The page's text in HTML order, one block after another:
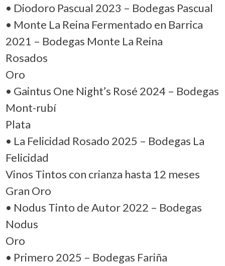
• Diodoro Pascual 2023 – Bodegas Pascual
• Monte La Reina Fermentado en Barrica
2021 – Bodegas Monte La Reina
Rosados
Oro
• Gaintus One Night’s Rosé 2024 – Bodegas
Mont-rubí
Plata
• La Felicidad Rosado 2025 – Bodegas La
Felicidad
Vinos Tintos con crianza hasta 12 meses
Gran Oro
• Nodus Tinto de Autor 2022 – Bodegas
Nodus
Oro
• Primero 2025 – Bodegas Fariña